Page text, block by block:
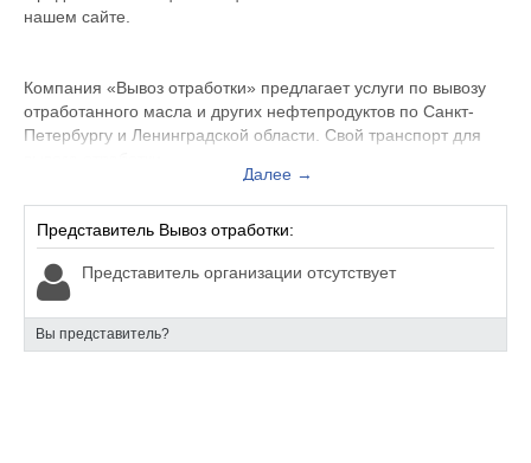
нашем сайте.
Компания «Вывоз отработки» предлагает услуги по вывозу
отработанного масла и других нефтепродуктов по Санкт-
Петербургу и Ленинградской области. Свой транспорт для
Лицензии и лаборатория. Работаем с физическими и
юридическими лицами. С ценами можно ознакомиться на
нашем сайте.
Далее →
Представитель Вывоз отработки:
Представитель организации отсутствует
Вы представитель?